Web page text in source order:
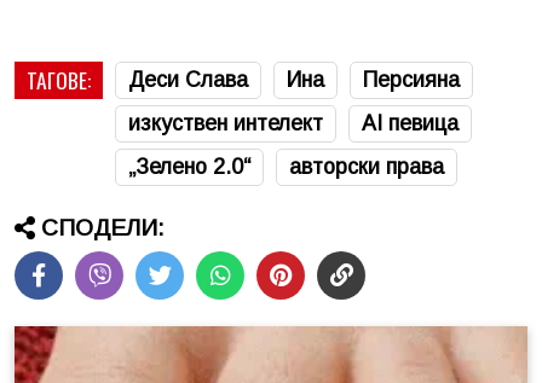
ТАГОВЕ: Деси Слава Ина
Персияна
изкуствен интелект
AI певица
„Зелено 2.0“
авторски права
СПОДЕЛИ: